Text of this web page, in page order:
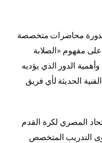
محاضرات متخصصة
مفهوم «الصلابة
الدور الذي يؤديه
الحديثة لأي فريق
المصري لكرة القدم
التدريب المتخصص